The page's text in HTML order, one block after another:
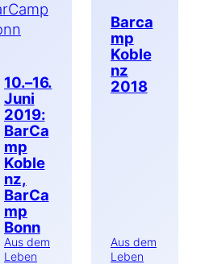
10.–16.
Juni
2019:
BarCa
mp
Koble
nz,
BarCa
mp
Bonn
Aus dem
Leben
Barca
mp
Koble
nz
2018
Aus dem
Leben